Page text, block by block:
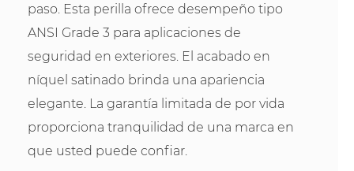
paso. Esta perilla ofrece desempeño tipo
ANSI Grade 3 para aplicaciones de
seguridad en exteriores. El acabado en
níquel satinado brinda una apariencia
elegante. La garantía limitada de por vida
proporciona tranquilidad de una marca en
que usted puede confiar.